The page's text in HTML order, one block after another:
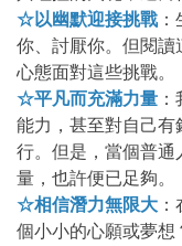
☆以幽默迎接挑戰
你、討厭你。但閱讀
心態面對這些挑戰。
☆平凡而充滿力量
能力，甚至對自己有
行。但是，當個普通
量，也許便已足夠。
☆相信潛力無限大
個小小的心願或夢想